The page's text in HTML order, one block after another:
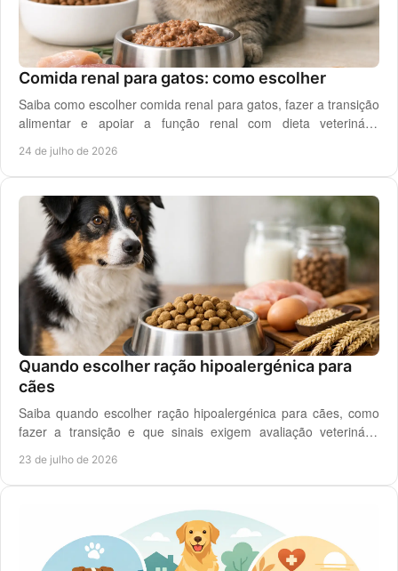
Comida renal para gatos: como escolher
Saiba como escolher comida renal para gatos, fazer a transição
alimentar e apoiar a função renal com dieta veterinária
24 de julho de 2026
Quando escolher ração hipoalergénica para
cães
Saiba quando escolher ração hipoalergénica para cães, como
fazer a transição e que sinais exigem avaliação veterinária
23 de julho de 2026